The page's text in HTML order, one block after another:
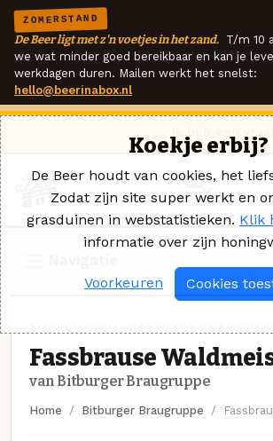
ZOMERSTAND
De Beer ligt met z'n voetjes in het zand. T/m 10
we wat minder goed bereikbaar en kan je
werkdagen duren. Mailen werkt het snelst:
hello@beerinabox.nl
Fassbrause
van Bitburger Braugruppe
Home Bitburger Braugruppe
Koekje erbij?
De Beer houdt van cookies, het
Zodat zijn site super werkt en
grasduinen in webstatistieken. Klik
informatie over zijn
Voorkeuren Cookies